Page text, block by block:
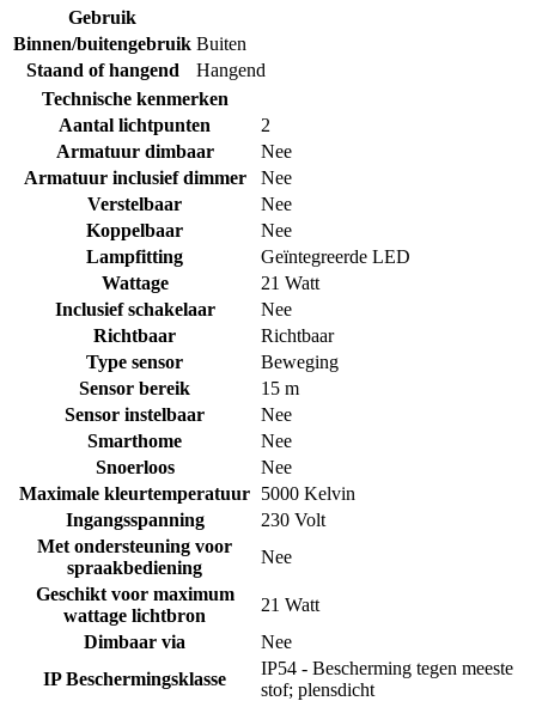
Gebruik
Binnen/buitengebruik Buiten
Staand of hangend
Hangend
Technische kenmerken
Aantal lichtpunten
2
Armatuur dimbaar
Nee
Armatuur inclusief dimmer
Nee
Verstelbaar
Nee
Koppelbaar
Nee
Lampfitting
Geïntegreerde LED
Wattage
21 Watt
Inclusief schakelaar
Nee
Richtbaar
Richtbaar
Type sensor
Beweging
Sensor bereik
15 m
Sensor instelbaar
Nee
Smarthome
Nee
Snoerloos
Nee
Maximale kleurtemperatuur 5000 Kelvin
Ingangsspanning
230 Volt
Met ondersteuning voor
spraakbediening
Nee
Geschikt voor maximum
wattage lichtbron
21 Watt
Dimbaar via
Nee
IP Beschermingsklasse
IP54 - Bescherming tegen meeste
stof; plensdicht